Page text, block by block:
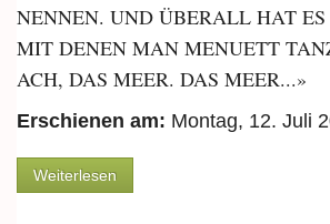
NENNEN. UND ÜBERALL HAT
MIT DENEN MAN MENUETT
ACH, DAS MEER. DAS MEER...»
Erschienen am: Montag, 12. Juli
Weiterlesen